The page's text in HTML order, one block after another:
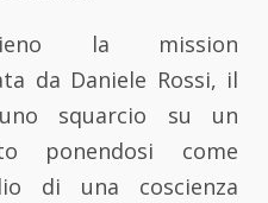
la mission
da Daniele Rossi, il
squarcio su un
ponendosi come
di una coscienza